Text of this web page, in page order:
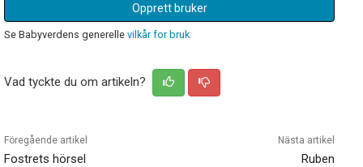
Opprett bruker
Se Babyverdens generelle vilkår for bruk
Vad tyckte du om artikeln?
Föregående artikel
Fostrets hörsel
Nästa artikel
Ruben